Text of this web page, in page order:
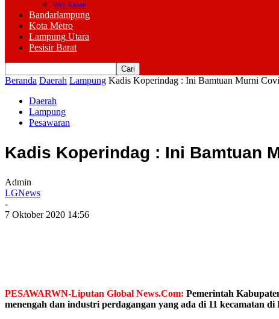
Way Kanan
Bandarlampung
Kota Metro
Lampung Utara
Pesisir Barat
Beranda Daerah Lampung Kadis Koperindag : Ini Bamtuan Murni
Daerah
Lampung
Pesawaran
Kadis Koperindag : Ini Bamtuan
Admin
LGNews
-
7 Oktober 2020 14:56
PESAWARWN-Liputan Global News.Com: Pemerintah
menengah dan industri perdagangan yang ada di 11 kecamatan di